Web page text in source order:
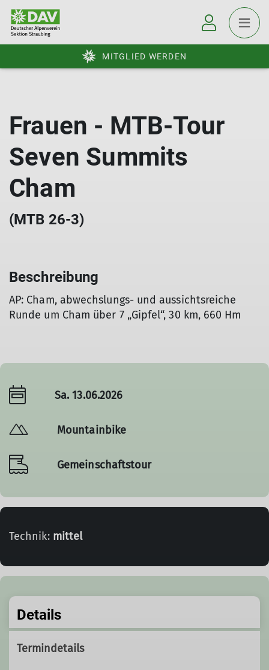
MITGLIED WERDEN
Frauen - MTB-Tour
Seven Summits
Cham
(MTB 26-3)
Beschreibung
AP: Cham, abwechslungs- und aussichtsreiche
Runde um Cham über 7 „Gipfel“, 30 km, 660 Hm
Sa. 13.06.2026
Mountainbike
Gemeinschaftstour
Technik: mittel
Details
Termindetails